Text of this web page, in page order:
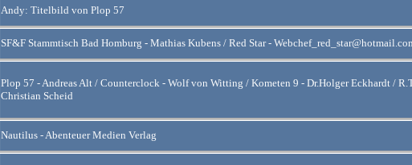
Andy: Titelbild von Plop 57
SF&F Stammtisch Bad Homburg - Mathias Kubens / Red Star -
Plop 57 - Andreas Alt / Counterclock - Wolf von Witting / Kometen 9 - Dr.Holger Eckhardt /
Christian Scheid
Nautilus - Abenteuer Medien Verlag